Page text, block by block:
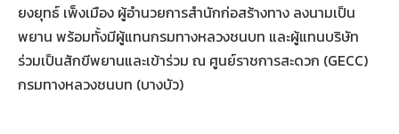
ยงยุทธ์ เพ็งเมือง ผู้อำนวยการสำนักก่อสร้างทาง ลงนามเป็น
พยาน พร้อมทั้งมีผู้แทนกรมทางหลวงชนบท และผู้แทนบริษัท
ร่วมเป็นสักขีพยานและเข้าร่วม ณ ศูนย์ราชการสะดวก (GECC)
กรมทางหลวงชนบท (บางบัว)